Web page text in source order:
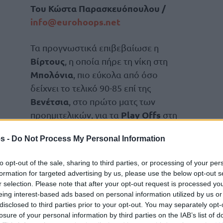
- Do Not Process My Personal Information
opt-out of the sale, sharing to third parties, or processing of your
for targeted advertising by us, please use the below opt-out
selection. Please note that after your opt-out request is processed
interest-based ads based on personal information utilized by us
to third parties prior to your opt-out. You may separately
of your personal information by third parties on the IAB’s list of
Του Κώστα Παρασκευόπουλου /
info@eurohoops.net
Τα προγνωστικά επιβεβαίωσε η
Βίρτους , η οποία πήρε τη νίκη στη
Μπολόνια , πιο εύκολα από όσο
δείχνει το τελικό 90-85 επί της
Βενέτσια , στο πρώτο ματς των
προημιτελικών, για τα Play Offs στη
μπήκε δυνατά από το ξεκίνημα και είχε
γρήγορα σε διψήφια επίπεδα, ωστόσο
με τους φιλοξενούμενους να έχουν επί
σε αυτό το διάστημα, χωρίς να αποφύγουν